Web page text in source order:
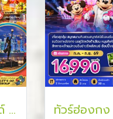
ทัวร์ฮ่องกง ดิสนีย์แลนด์ รีพลัสเบย์ แชกงหมิว 3 วัน 2 คืน